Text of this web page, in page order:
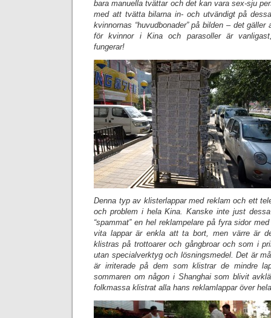
bara manuella tvättar och det kan vara sex-sju
med att tvätta bilarna in- och utvändigt på
kvinnornas “huvudbonader” på bilden – det
för kvinnor i Kina och parasoller är
fungerar!
Denna typ av klisterlappar med reklam och ett
och problem i hela Kina. Kanske inte just
“spammat” en hel reklampelare på fyra sidor
vita lappar är enkla att ta bort, men värre är
klistras på trottoarer och gångbroar och som i
utan specialverktyg och lösningsmedel. Det är
är irriterade på dem som klistrar de mindre
sommaren om någon i Shanghai som blivit
folkmassa klistrat alla hans reklamlappar över